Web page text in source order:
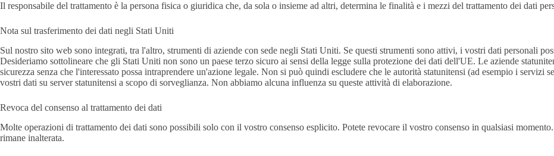
Il responsabile del trattamento è la persona fisica o giuridica che, da sola o insieme ad altri, determina le finalità e i mezzi del trattamento dei dati
Nota sul trasferimento dei dati negli Stati Uniti
Sul nostro sito web sono integrati, tra l'altro, strumenti di aziende con sede negli Stati Uniti. Se questi strumenti sono attivi, i vostri dati personali
Desideriamo sottolineare che gli Stati Uniti non sono un paese terzo sicuro ai sensi della legge sulla protezione dei dati dell'UE. Le aziende
sicurezza senza che l'interessato possa intraprendere un'azione legale. Non si può quindi escludere che le autorità statunitensi (ad esempio i servizi
vostri dati su server statunitensi a scopo di sorveglianza. Non abbiamo alcuna influenza su queste attività di elaborazione.
Revoca del consenso al trattamento dei dati
Molte operazioni di trattamento dei dati sono possibili solo con il vostro consenso esplicito. Potete revocare il vostro consenso in qualsiasi
rimane inalterata.